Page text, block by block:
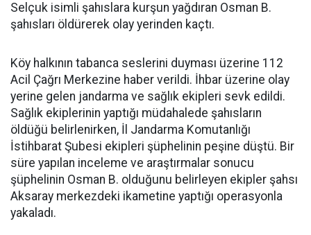
Selçuk isimli şahıslara kurşun yağdıran Osman B.
şahısları öldürerek olay yerinden kaçtı.
Köy halkının tabanca seslerini duyması üzerine 112
Acil Çağrı Merkezine haber verildi. İhbar üzerine olay
yerine gelen jandarma ve sağlık ekipleri sevk edildi.
Sağlık ekiplerinin yaptığı müdahalede şahısların
öldüğü belirlenirken, İl Jandarma Komutanlığı
İstihbarat Şubesi ekipleri şüphelinin peşine düştü. Bir
süre yapılan inceleme ve araştırmalar sonucu
şüphelinin Osman B. olduğunu belirleyen ekipler şahsı
Aksaray merkezdeki ikametine yaptığı operasyonla
yakaladı.